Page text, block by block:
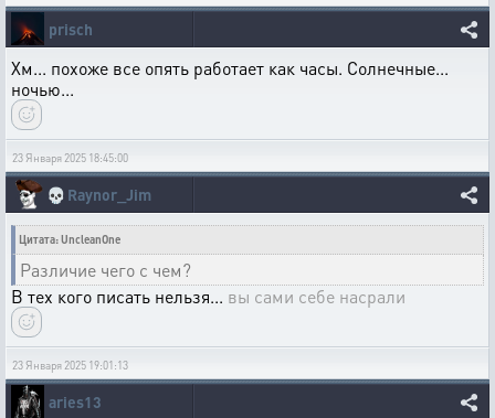
prisch
Хм... похоже все опять работает как часы. Солнечные...
ночью...
23 Января 2025 18:45:00
💀 Raynor_Jim
Цитата: UncleanOne
Различие чего с чем?
В тех кого писать нельзя... вы сами себе насрали
23 Января 2025 19:01:13
aries13